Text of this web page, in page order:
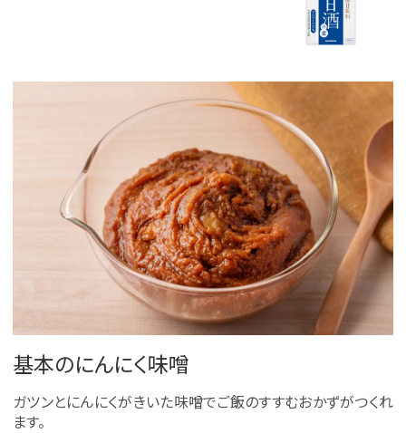
基本のにんにく味噌
ガツンとにんにくがきいた味噌でご飯のすすむおかずがつくれ
ます。